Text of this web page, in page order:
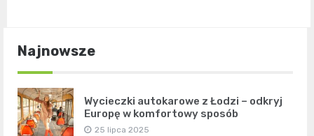
Najnowsze
Wycieczki autokarowe z Łodzi – odkryj
Europę w komfortowy sposób
25 lipca 2025